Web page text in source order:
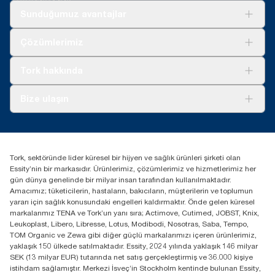
tehlikeli veya kompostlanamayan maddelerle birlikte
(+90) 216 560 13 00
Essity Turkey Hijyen Ürünleri Sanayi ve Ticaret
Anonim Şirketi Kuriş Kule İş Merkezi, Cevizli Mah.
D-100 Güney Yan Yol Cad. No 2
K:9 34953 Kartal / Istanbul / Turkey
Tork, sektöründe lider küresel bir hijyen ve sağlık ürünleri şirketi olan
Essity’nin bir markasıdır. Ürünlerimiz, çözümlerimiz ve hizmetlerimiz her
gün dünya genelinde bir milyar insan tarafından kullanılmaktadır.
Amacımız; tüketicilerin, hastaların, bakıcıların, müşterilerin ve toplumun
yararı için sağlık konusundaki engelleri kaldırmaktır. Önde gelen küresel
markalarımız TENA ve Tork’un yanı sıra; Actimove, Cutimed, JOBST, Knix,
Leukoplast, Libero, Libresse, Lotus, Modibodi, Nosotras, Saba, Tempo,
TOM Organic ve Zewa gibi diğer güçlü markalarımızı içeren ürünlerimiz,
yaklaşık 150 ülkede satılmaktadır. Essity, 2024 yılında yaklaşık 146 milyar
SEK (13 milyar EUR) tutarında net satış gerçekleştirmiş ve 36.000 kişiye
istihdam sağlamıştır. Merkezi İsveç’in Stockholm kentinde bulunan Essity,